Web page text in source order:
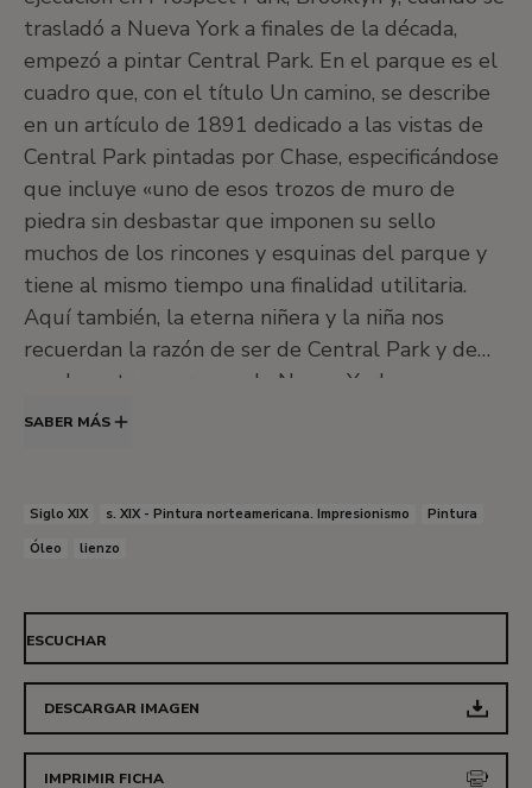
trasladó a Nueva York a finales de la década,
empezó a pintar Central Park. En el parque es el
cuadro que, con el título Un camino, se describe
en un artículo de 1891 dedicado a las vistas de
Central Park pintadas por Chase, especificándose
que incluye «uno de esos trozos de muro de
piedra sin desbastar que imponen su sello
muchos de los rincones y esquinas del parque y
tiene al mismo tiempo una finalidad utilitaria.
Aquí también, la eterna niñera y la niña nos
recuerdan la razón de ser de Central Park y de
muchos otros parques de Nueva York».
Mount Saint Vincent, un convento de Hermanas
de la Caridad que estaba situado en el extremo
Quinta Avenida. En 1847 esta orden religiosa
católica adquirió un terreno en el que
anteriormente se levantaba la McGown's Tavern,
construida en la década de 1750. El convento,
que incluía un internado para varios cientos de
alumnas, se incorporó al recinto del parque en
SABER MÁS
Siglo XIX s. XIX - Pintura norteamericana. Impresionismo
Pintura
Óleo
lienzo
ESCUCHAR
DESCARGAR IMAGEN
IMPRIMIR FICHA